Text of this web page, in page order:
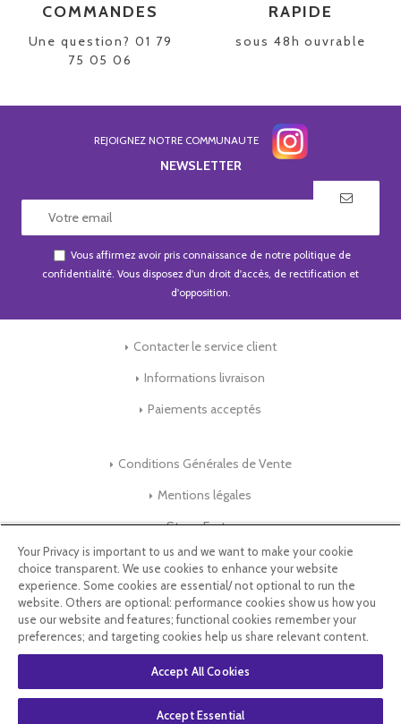
COMMANDES
Une question? 01 79
75 05 06
RAPIDE
sous 48h ouvrable
REJOIGNEZ NOTRE COMMUNAUTE
NEWSLETTER
Vous affirmez avoir pris connaissance de notre politique de
confidentialité. Vous disposez d'un droit d'accès, de rectification et
d'opposition.
Contacter le service client
Informations livraison
Paiements acceptés
Conditions Générales de Vente
Mentions légales
Store-Factory
Qui Sommes nous ?
Parrainage
Blog & Conseils
Select Language
Your Privacy is important to us and we want to make your cookie
choice transparent. We use cookies to enhance your website
experience. Some cookies are essential/ not optional to run the
website. Others are optional: performance cookies show us how you
use our website and features; functional cookies remember your
preferences; and targeting cookies help us share relevant content.
Accept All Cookies
Accept Essential